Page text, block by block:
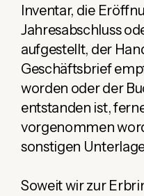
Inventar, die
Jahresabschluss
aufgestellt, der
Geschäftsbrief
worden oder der
entstanden ist,
vorgenommen
sonstigen
Soweit wir zur